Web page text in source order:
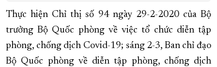
XÂY DỰNG NÔNG THÔN MỚI LỊCH CẮT ĐIỆN
TÀU - XE - MÁY BAY
KỶ NIỆM 370 NĂM XÂY DỰNG VÀ PHÁT TRIỂN TỈNH KHÁNH HÒA
KHOẢNH KHẮC ĐẸP XỨ TRẦM
Thực hiện Chỉ thị số 94 ngày 29-2-2020 của Bộ
trưởng Bộ Quốc phòng về việc tổ chức diễn tập
phòng, chống dịch Covid-19; sáng 2-3, Ban chỉ đạo
Bộ Quốc phòng về diễn tập phòng, chống dịch